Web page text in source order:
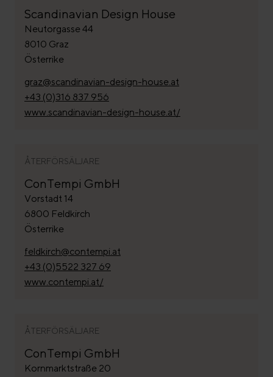
Scandinavian Design House
Neutorgasse 44
8010 Graz
Österrike
graz@scandinavian-design-house.at
+43 (0)316 837 956
www.scandinavian-design-house.at/
ÅTERFÖRSÄLJARE
ConTempi GmbH
Vorstadt 14
6800 Feldkirch
Österrike
feldkirch@contempi.at
+43 (0)5522 327 69
www.contempi.at/
ÅTERFÖRSÄLJARE
ConTempi GmbH
Kornmarktstraße 20